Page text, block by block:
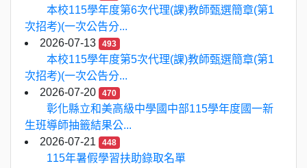
本校115學年度第6次代理(課)教師甄選簡章(第1
次招考)(一次公告分...
2026-07-13
493
本校115學年度第5次代理(課)教師甄選簡章(第1
次招考)(一次公告分...
2026-07-20
470
彰化縣立和美高級中學國中部115學年度國一新
生班導師抽籤結果公...
2026-07-21
448
115年暑假學習扶助錄取名單